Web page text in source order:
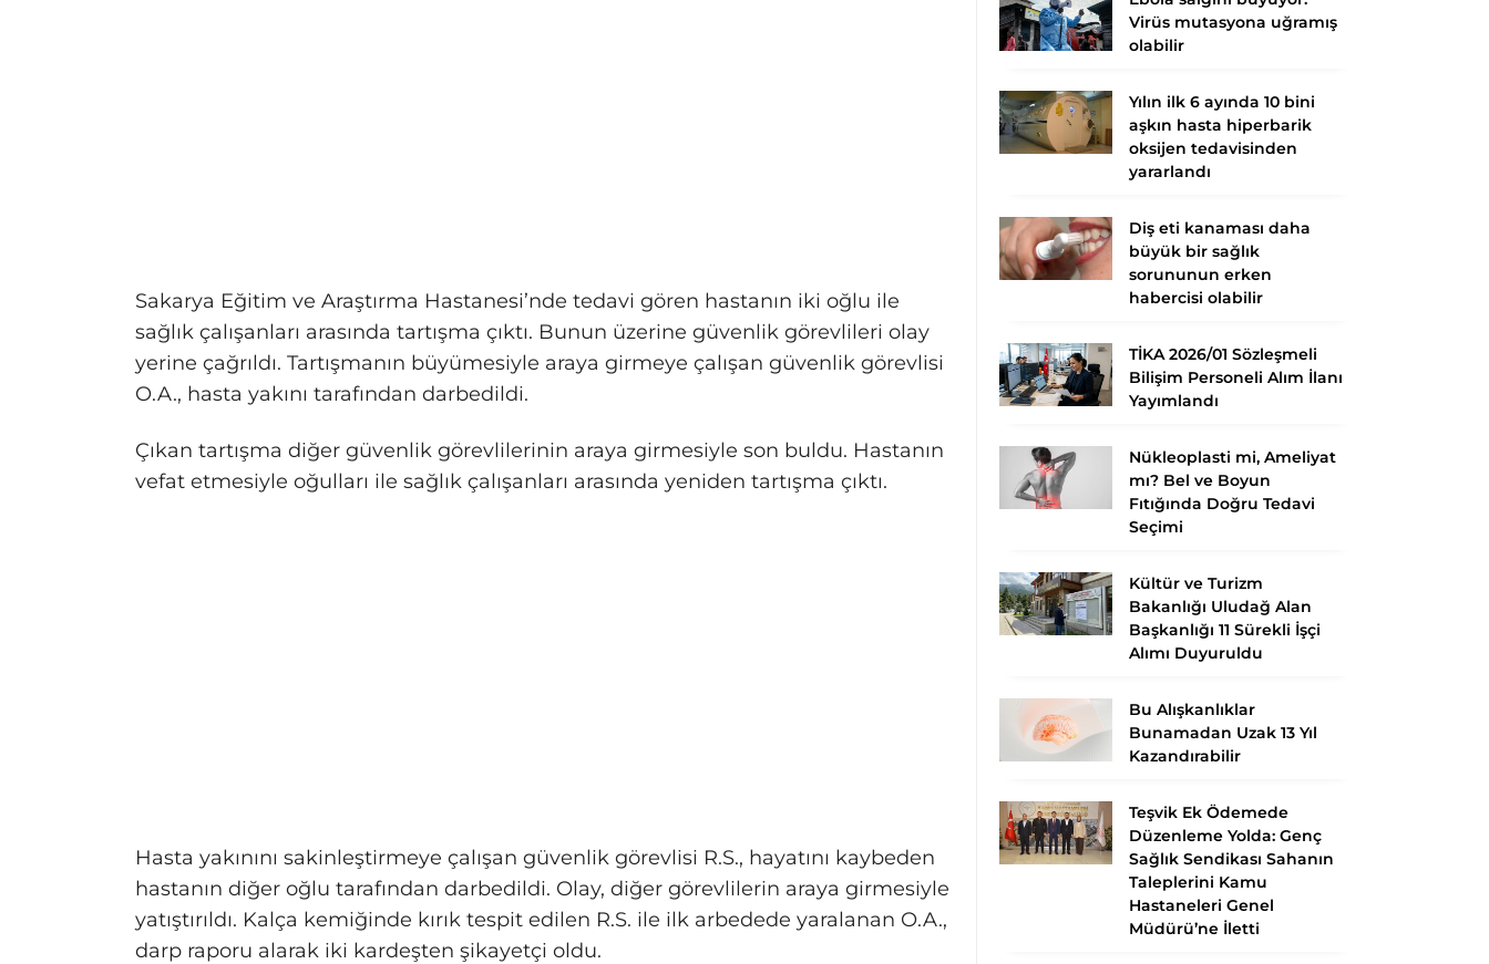
Sakarya Eğitim ve Araştırma Hastanesi’nde tedavi gören hastanın iki oğlu ile
sağlık çalışanları arasında tartışma çıktı. Bunun üzerine güvenlik görevlileri olay
yerine çağrıldı. Tartışmanın büyümesiyle araya girmeye çalışan güvenlik görevlisi
O.A., hasta yakını tarafından darbedildi.
Çıkan tartışma diğer güvenlik görevlilerinin araya girmesiyle son buldu. Hastanın
vefat etmesiyle oğulları ile sağlık çalışanları arasında yeniden tartışma çıktı.
Hasta yakınını sakinleştirmeye çalışan güvenlik görevlisi R.S., hayatını kaybeden
hastanın diğer oğlu tarafından darbedildi. Olay, diğer görevlilerin araya girmesiyle
yatıştırıldı. Kalça kemiğinde kırık tespit edilen R.S. ile ilk arbedede yaralanan O.A.,
darp raporu alarak iki kardeşten şikayetçi oldu.
Virüs mutasyona uğramış
olabilir
Yılın ilk 6 ayında 10 bini
aşkın hasta hiperbarik
oksijen tedavisinden
yararlandı
Diş eti kanaması daha
büyük bir sağlık
sorununun erken
habercisi olabilir
TİKA 2026/01 Sözleşmeli
Bilişim Personeli Alım İlanı
Yayımlandı
Nükleoplasti mi, Ameliyat
mı? Bel ve Boyun
Fıtığında Doğru Tedavi
Seçimi
Kültür ve Turizm
Bakanlığı Uludağ Alan
Başkanlığı 11 Sürekli İşçi
Alımı Duyuruldu
Bu Alışkanlıklar
Bunamadan Uzak 13 Yıl
Kazandırabilir
Teşvik Ek Ödemede
Düzenleme Yolda: Genç
Sağlık Sendikası Sahanın
Taleplerini Kamu
Hastaneleri Genel
Müdürü’ne İletti